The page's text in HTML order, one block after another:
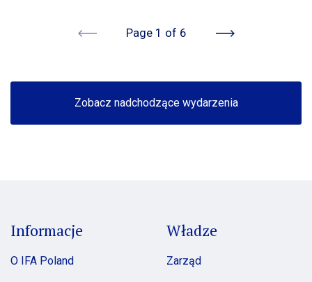
Previous
Page 1 of 6 Next
Zobacz nadchodzące wydarzenia
Informacje
O IFA Poland
Władze
Zarząd